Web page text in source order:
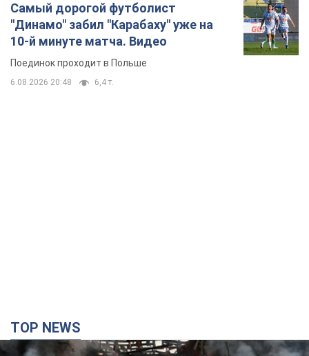
Самый дорогой футболист
"Динамо" забил "Карабаху" уже на
10-й минуте матча. Видео
Поединок проходит в Польше
6.08.2026 20:48 6,4 т.
TOP NEWS